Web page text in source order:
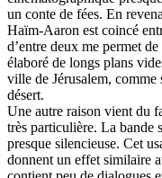
un conte de fées. En
Haïm-Aaron est coincé
dʼentre deux me permet
élaboré de longs plans
ville de Jérusalem, comme
désert.
Une autre raison vient du
très particulière. La bande
presque silencieuse. Cet
donnent un effet similaire